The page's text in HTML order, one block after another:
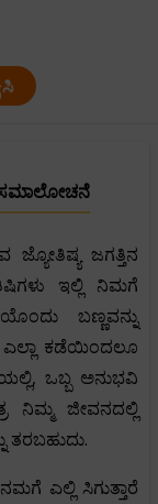
ಸಮಾಲೋಚನೆ
ಜ್ಯೋತಿಷ್ಯ ಜಗತ್ತಿನ
ಇಲ್ಲಿ ನಿಮಗೆ
ಬಣ್ಣವನ್ನು
ಎಲ್ಲಾ ಕಡೆಯಿಂದಲೂ
ಒಬ್ಬ ಅನುಭವಿ
ಜೀವನದಲ್ಲಿ
ತರಬಹುದು.
ಎಲ್ಲಿ ಸಿಗುತ್ತಾರೆ